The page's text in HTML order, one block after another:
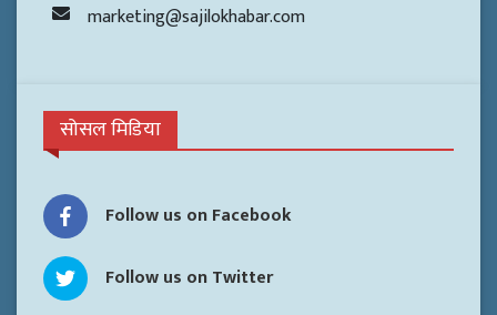
marketing@sajilokhabar.com
सोसल मिडिया
Follow us on Facebook
Follow us on Twitter